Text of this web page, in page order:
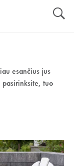
esančius jus
tuo